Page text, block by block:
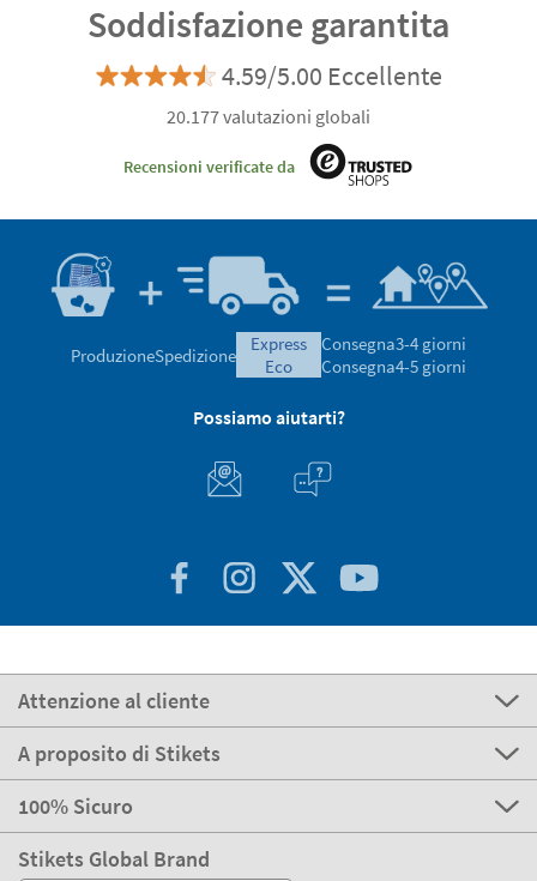
Soddisfazione garantita
4.59/5.00 Eccellente
20.177 valutazioni globali
Recensioni verificate da
ProduzioneSpedizione
express
eco
Consegna3-4 giorni
Consegna4-5 giorni
Possiamo aiutarti?
Attenzione al cliente
A proposito di Stikets
100% Sicuro
Stikets Global Brand